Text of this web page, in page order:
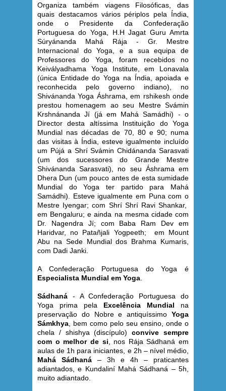
Organiza também viagens Filosóficas, das
quais destacamos vários périplos pela Índia,
onde o Presidente da Confederação
Portuguesa do Yoga, H.H Jagat Guru Amrta
Súryánanda Mahá Rája - Gr. Mestre
Internacional do Yoga, e a sua equipa de
Professores do Yoga, foram recebidos no
Keivályadhama Yoga Institute, em Lonavala
(única Entidade do Yoga na Índia, apoiada e
reconhecida pelo governo indiano), no
Shivánanda Yoga Áshrama, em rshikesh onde
prestou homenagem ao seu Mestre Svámin
Krshnánanda Jí (já em Mahá Samádhi) - o
Director desta altíssima Instituição do Yoga
Mundial nas décadas de 70, 80 e 90; numa
das visitas à Índia, esteve igualmente incluído
um Pújá a Shrí Svámin Chidánanda Sarasvati
(um dos sucessores do Grande Mestre
Shivánanda Sarasvati), no seu Áshrama em
Dhera Dun (um pouco antes de esta sumidade
Mundial do Yoga ter partido para Mahá
Samádhi). Esteve igualmente em Puna com o
Mestre Iyengar; com Shrí Shrí Ravi Shankar,
em Bengaluru; e ainda na mesma cidade com
Dr. Nagendra Jí; com Baba Ram Dev em
Haridvar, no Patañjali Yogpeeth; em Mount
Abu na Sede Mundial dos Brahma Kumaris,
com Dadi Janki.
A Confederação Portuguesa do Yoga é
Especialista Mundial em Yoga
Sádhaná - A Confederação Portuguesa do
Yoga prima pela Excelência Mundial na
preservação do Nobre e antiquíssimo Yoga
Sámkhya , bem como pelo seu ensino, onde o
chela / shishya (discípulo)convive sempre
com o melhor de si , nos Rája Sádhaná em
aulas de 1h para iniciantes, e 2h – nível médio,
Mahá Sádhaná – 3h e 4h – praticantes
adiantados, e Kundaliní Mahá Sádhaná – 5h,
muito adiantado.